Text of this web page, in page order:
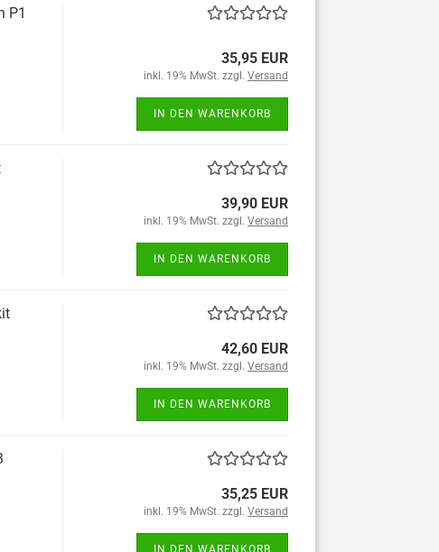
P1
35,95 EUR
inkl. 19% MwSt. zzgl. Versand
IN DEN WARENKORB
39,90 EUR
inkl. 19% MwSt. zzgl. Versand
IN DEN WARENKORB
42,60 EUR
inkl. 19% MwSt. zzgl. Versand
IN DEN WARENKORB
35,25 EUR
inkl. 19% MwSt. zzgl. Versand
IN DEN WARENKORB